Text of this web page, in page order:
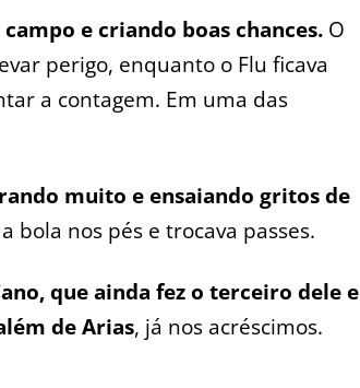
e criando boas chances. O
perigo, enquanto o Flu ficava
a contagem. Em uma das
muito e ensaiando gritos de
bola nos pés e trocava passes.
que ainda fez o terceiro dele e
de Arias, já nos acréscimos.